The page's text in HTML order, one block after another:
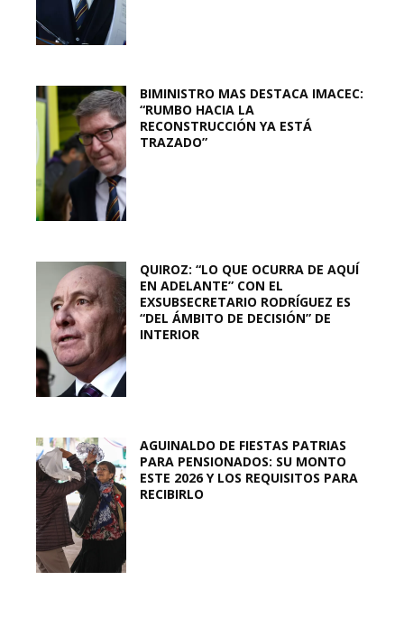
BIMINISTRO MAS DESTACA IMACEC:
“RUMBO HACIA LA
RECONSTRUCCIÓN YA ESTÁ
TRAZADO”
QUIROZ: “LO QUE OCURRA DE AQUÍ
EN ADELANTE” CON EL
EXSUBSECRETARIO RODRÍGUEZ ES
“DEL ÁMBITO DE DECISIÓN” DE
INTERIOR
AGUINALDO DE FIESTAS PATRIAS
PARA PENSIONADOS: SU MONTO
ESTE 2026 Y LOS REQUISITOS PARA
RECIBIRLO